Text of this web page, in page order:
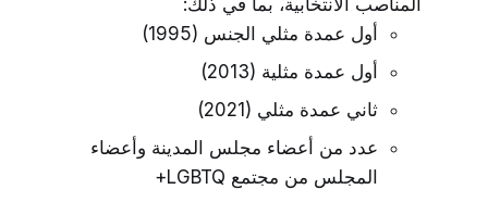
أول عمدة مثلي الجنس (1995)
أول عمدة مثلية (2013)
ثاني عمدة مثلي (2021)
عدد من أعضاء مجلس المدينة وأعضاء
المجلس من مجتمع LGBTQ+